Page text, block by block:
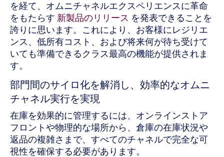
を経て、オムニチャネルエクスペリエンスに革命
をもたらす 新製品のリリース を発表できることを
誇りに思います。これにより、お客様にレジリエ
ンス、低所有コスト、および将来何が待ち受けて
いても準備できるクラス最高の機能が提供されま
す。
部門間のサイロ化を解消し、効率的なオムニ
チャネル実行を実現
在庫を効果的に管理するには、オンラインストア
フロントや物理的な場所から、倉庫の在庫状況や
返品の複雑さまで、すべてのチャネルで完全な可
視性を確保する必要があります。